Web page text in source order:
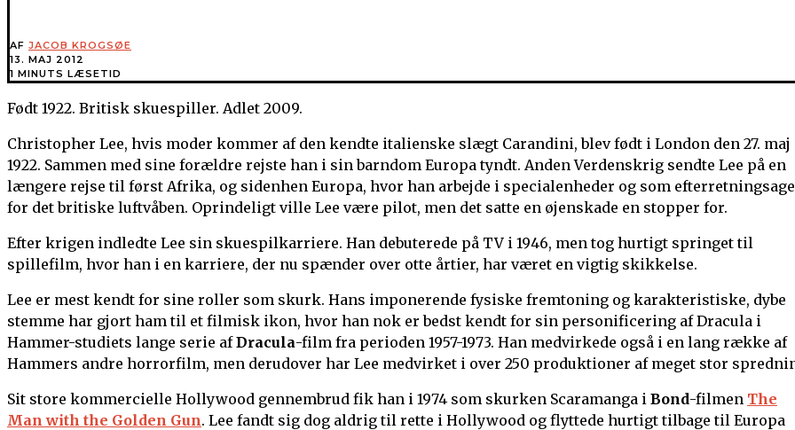
AF JACOB KROGSØE
13. MAJ 2012
1 MINUTS LÆSETID
Født 1922. Britisk skuespiller. Adlet 2009.
Christopher Lee, hvis moder kommer af den kendte italienske slægt Carandini, blev født i London den 27. maj
1922. Sammen med sine forældre rejste han i sin barndom Europa tyndt. Anden Verdenskrig sendte Lee på en
længere rejse til først Afrika, og sidenhen Europa, hvor han arbejde i specialenheder og som
for det britiske luftvåben. Oprindeligt ville Lee være pilot, men det satte en øjenskade en stopper for.
Efter krigen indledte Lee sin skuespilkarriere. Han debuterede på TV i 1946, men tog hurtigt springet til
spillefilm, hvor han i en karriere, der nu spænder over otte årtier, har været en vigtig skikkelse.
Lee er mest kendt for sine roller som skurk. Hans imponerende fysiske fremtoning og karakteristiske, dybe
stemme har gjort ham til et filmisk ikon, hvor han nok er bedst kendt for sin personificering af Dracula i
Hammer-studiets lange serie afDracula-film fra perioden 1957-1973. Han medvirkede også i en lang række af
Hammers andre horrorfilm, men derudover har Lee medvirket i over 250 produktioner af meget stor
Sit store kommercielle Hollywood gennembrud fik han i 1974 som skurken Scaramanga i Bond-filmen The
Man with the Golden Gun. Lee fandt sig dog aldrig til rette i Hollywood og flyttede hurtigt tilbage til Europa